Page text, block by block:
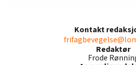
Kontakt
Redaktør
Frode